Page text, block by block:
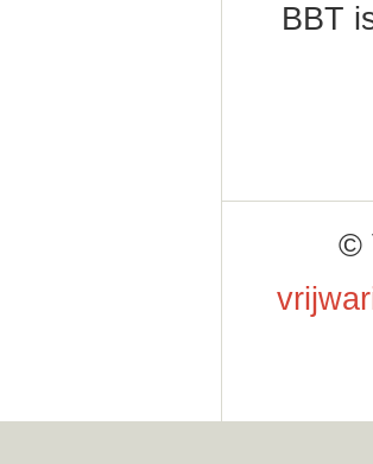
BBT
©